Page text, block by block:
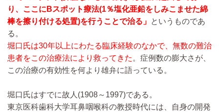
り、ここにBスポット療法(1％塩化亜鉛をしみこませた綿
棒を擦り付ける処置)を行うことで治る」 というものであ
る。
堀口氏は30年以上にわたる臨床経験のなかで、無数の難治
患者をこの治療法により救ってきた 。症例数の膨大さが、
この治療の有効性を何より雄弁に語っている。
堀口氏はすでに故人(1908～1997)である。
東京医科歯科大学耳鼻咽喉科の教授時代には、自身の開発